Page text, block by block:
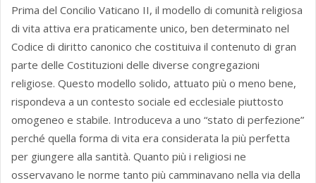
Prima del Concilio Vaticano II, il modello di comunità religiosa
di vita attiva era praticamente unico, ben determinato nel
Codice di diritto canonico che costituiva il contenuto di gran
parte delle Costituzioni delle diverse congregazioni
religiose. Questo modello solido, attuato più o meno bene,
rispondeva a un contesto sociale ed ecclesiale piuttosto
omogeneo e stabile. Introduceva a uno “stato di perfezione”
perché quella forma di vita era considerata la più perfetta
per giungere alla santità. Quanto più i religiosi ne
osservavano le norme tanto più camminavano nella via della